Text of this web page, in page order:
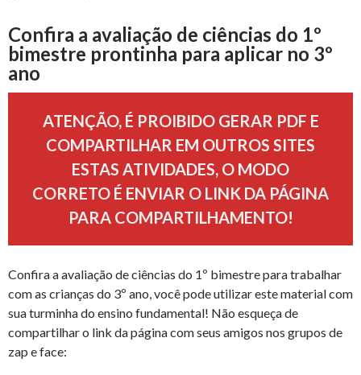
Confira a avaliação de ciências do 1º
bimestre prontinha para aplicar no 3º
ano
ATENÇÃO, É PROIBIDO GERAR PDF E
COMPARTILHAR EM OUTROS SITES
ESTAS ATIVIDADES, O MODO
CORRETO É ENVIAR O LINK DA PÁGINA
PARA COMPARTILHAMENTO!
Confira a avaliação de ciências do 1º bimestre para trabalhar
com as crianças do 3º ano, você pode utilizar este material com
sua turminha do ensino fundamental! Não esqueça de
compartilhar o link da página com seus amigos nos grupos de
zap e face: